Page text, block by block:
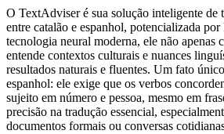
O TextAdviser é sua solução inteligente de
entre catalão e espanhol, potencializada
tecnologia neural moderna, ele não apenas
entende contextos culturais e nuances
resultados naturais e fluentes. Um fato
espanhol: ele exige que os verbos
sujeito em número e pessoa, mesmo em
precisão na tradução essencial,
documentos formais ou conversas